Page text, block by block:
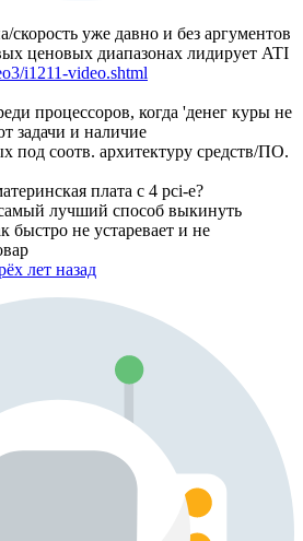
уже давно и без аргументов
ценовых диапазонах лидирует ATI
i1211-video.shtml
процессоров, когда 'денег куры не
задачи и наличие
под соотв. архитектуру средств/ПО.
плата с 4 pci-e?
лучший способ выкинуть
быстро не устаревает и не
лет назад